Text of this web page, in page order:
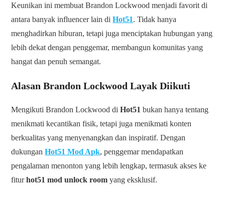
Keunikan ini membuat Brandon Lockwood menjadi favorit di
antara banyak influencer lain diHot51. Tidak hanya
menghadirkan hiburan, tetapi juga menciptakan hubungan yang
lebih dekat dengan penggemar, membangun komunitas yang
hangat dan penuh semangat.
Alasan Brandon Lockwood Layak Diikuti
Mengikuti Brandon Lockwood diHot51 bukan hanya tentang
menikmati kecantikan fisik, tetapi juga menikmati konten
berkualitas yang menyenangkan dan inspiratif. Dengan
dukunganHot51 Mod Apk, penggemar mendapatkan
pengalaman menonton yang lebih lengkap, termasuk akses ke
fiturhot51 mod unlock room yang eksklusif.